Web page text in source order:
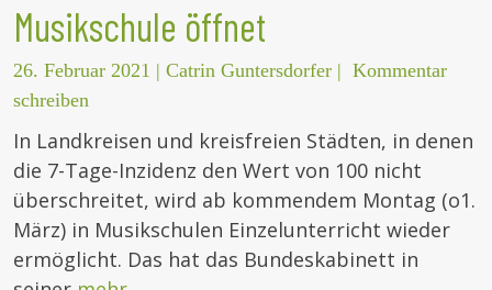
Musikschule öffnet
26. Februar 2021 | Catrin Guntersdorfer | Kommentar
schreiben
In Landkreisen und kreisfreien Städten, in denen
die 7-Tage-Inzidenz den Wert von 100 nicht
überschreitet, wird ab kommendem Montag (o1.
März) in Musikschulen Einzelunterricht wieder
ermöglicht. Das hat das Bundeskabinett in